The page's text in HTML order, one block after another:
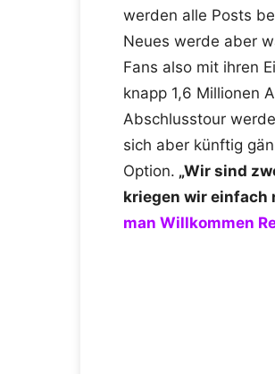
werden alle Posts
Neues werde aber
Fans also mit ihren
knapp 1,6 Millionen
Abschlusstour
sich aber künftig
Option. „Wir sind
kriegen wir einfach
man Willkommen